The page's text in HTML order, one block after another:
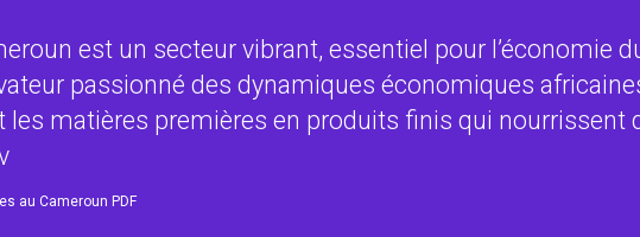
est un secteur vibrant, essentiel pour l’économie
passionné des dynamiques économiques
matières premières en produits finis qui nourrissent
au Cameroun PDF